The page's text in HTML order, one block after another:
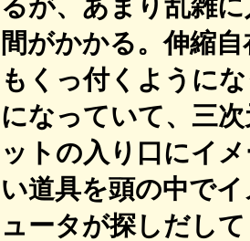
間がかかる。伸縮
もくっ付くように
になっていて、三
ットの入り口にイ
い道具を頭の中で
ュータが探しだし